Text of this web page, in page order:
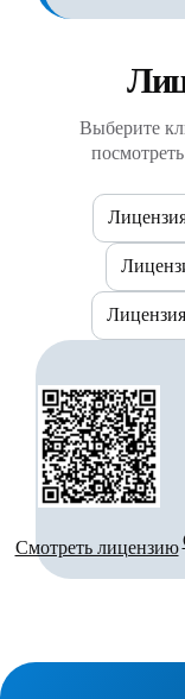
Выберите
Смотреть лицензию